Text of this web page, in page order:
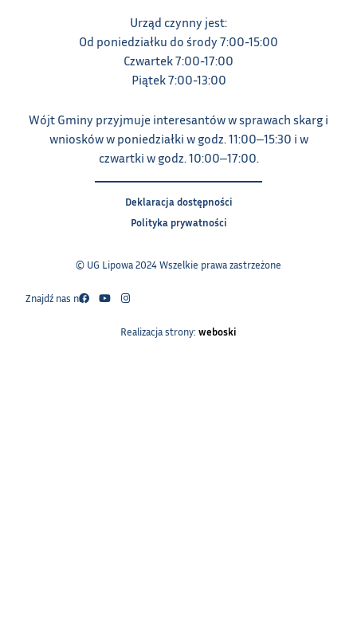
Urząd czynny jest:
Od poniedziałku do środy 7:00-15:00
Czwartek 7:00-17:00
Piątek 7:00-13:00
Wójt Gminy przyjmuje interesantów w sprawach skarg i
wniosków w poniedziałki w godz. 11:00‒15:30 i w
czwartki w godz. 10:00‒17:00.
Deklaracja dostępności
Polityka prywatności
© UG Lipowa 2024 Wszelkie prawa zastrzeżone
Znajdź nas na:
Realizacja strony: weboski